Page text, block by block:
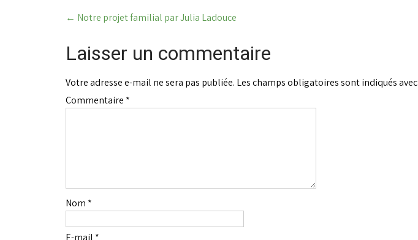
Post
navigation
← Notre projet familial par Julia Ladouce
Laisser un commentaire
Votre adresse e-mail ne sera pas publiée. Les champs obligatoires sont indiqués avec
Commentaire *
Nom *
E-mail *